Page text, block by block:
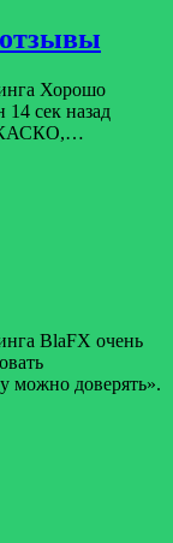
Хорошо
сек назад
КАСКО,…
BlaFX очень
можно доверять».